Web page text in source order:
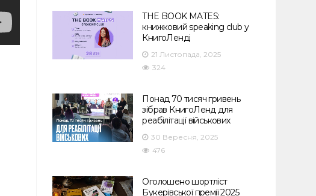
THE BOOK MATES:
книжковий speaking club у
КнигоЛенді
21 Листопада, 2025
324
Понад 70 тисяч гривень
зібрав КнигоЛенд для
реабілітації військових
30 Вересня, 2025
476
Оголошено шортліст
Букерівської премії 2025